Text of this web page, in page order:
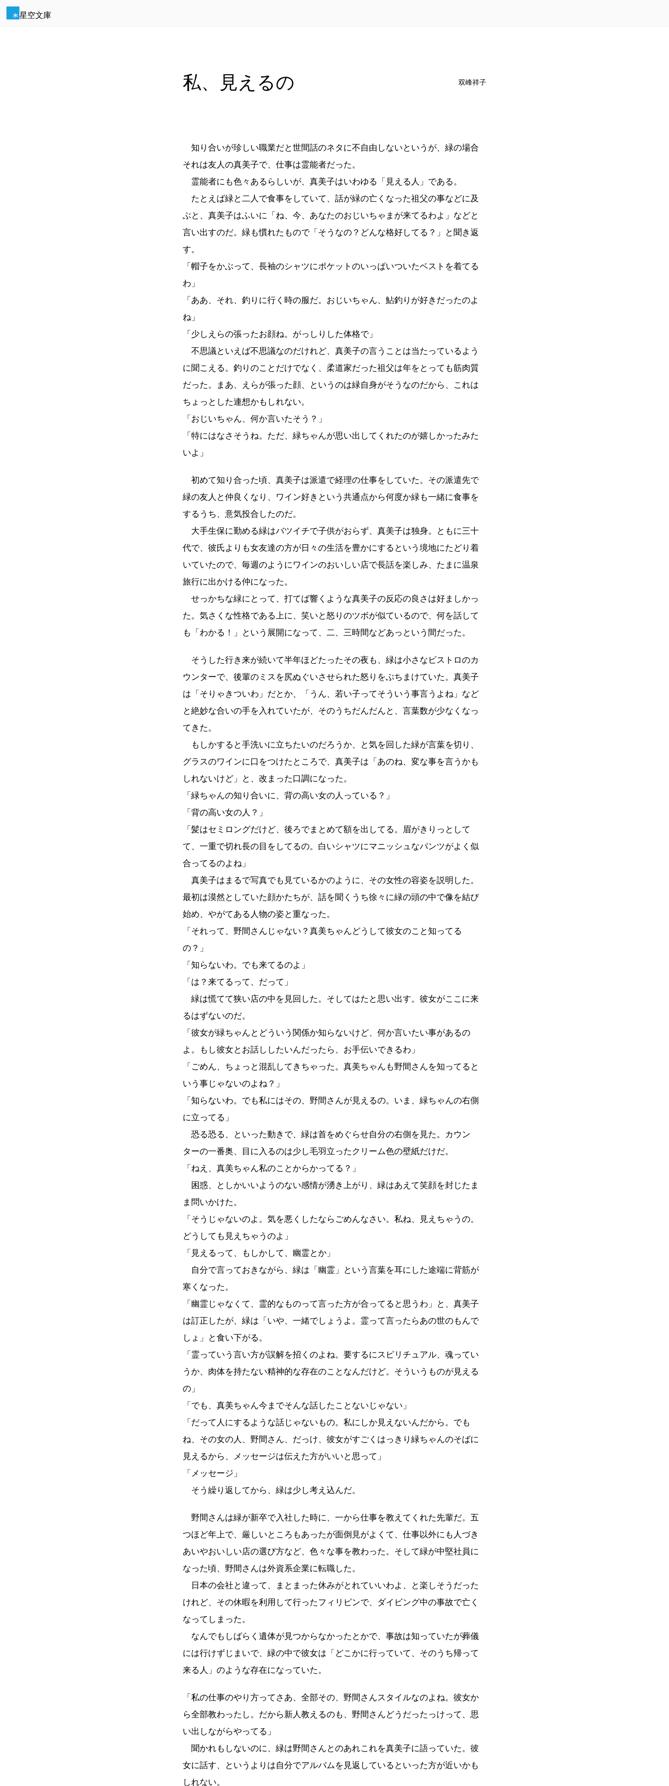
星空文庫
私、見えるの 双峰祥子
知り合いが珍しい職業だと世間話のネタに不自由しないというが、緑の場合
それは友人の真美子で、仕事は霊能者だった。
霊能者にも色々あるらしいが、真美子はいわゆる「見える人」である。
たとえば緑と二人で食事をしていて、話が緑の亡くなった祖父の事などに及
ぶと、真美子はふいに「ね、今、あなたのおじいちゃまが来てるわよ」などと
言い出すのだ。緑も慣れたもので「そうなの？どんな格好してる？」と聞き返
す。
「帽子をかぶって、長袖のシャツにポケットのいっぱいついたベストを着てる
わ」
「ああ、それ、釣りに行く時の服だ。おじいちゃん、鮎釣りが好きだったのよ
ね」
「少しえらの張ったお顔ね。がっしりした体格で」
不思議といえば不思議なのだけれど、真美子の言うことは当たっているよう
に聞こえる。釣りのことだけでなく、柔道家だった祖父は年をとっても筋肉質
だった。まあ、えらが張った顔、というのは緑自身がそうなのだから、これは
ちょっとした連想かもしれない。
「おじいちゃん、何か言いたそう？」
「特にはなさそうね。ただ、緑ちゃんが思い出してくれたのが嬉しかったみた
いよ」
初めて知り合った頃、真美子は派遣で経理の仕事をしていた。その派遣先で
緑の友人と仲良くなり、ワイン好きという共通点から何度か緑も一緒に食事を
するうち、意気投合したのだ。
大手生保に勤める緑はバツイチで子供がおらず、真美子は独身。ともに三十
代で、彼氏よりも女友達の方が日々の生活を豊かにするという境地にたどり着
いていたので、毎週のようにワインのおいしい店で長話を楽しみ、たまに温泉
旅行に出かける仲になった。
せっかちな緑にとって、打てば響くような真美子の反応の良さは好ましかっ
た。気さくな性格である上に、笑いと怒りのツボが似ているので、何を話して
も「わかる！」という展開になって、二、三時間などあっという間だった。
そうした行き来が続いて半年ほどたったその夜も、緑は小さなビストロのカ
ウンターで、後輩のミスを尻ぬぐいさせられた怒りをぶちまけていた。真美子
は「そりゃきついわ」だとか、「うん、若い子ってそういう事言うよね」など
と絶妙な合いの手を入れていたが、そのうちだんだんと、言葉数が少なくなっ
てきた。
もしかすると手洗いに立ちたいのだろうか、と気を回した緑が言葉を切り、
グラスのワインに口をつけたところで、真美子は「あのね、変な事を言うかも
しれないけど」と、改まった口調になった。
「緑ちゃんの知り合いに、背の高い女の人っている？」
「背の高い女の人？」
「髪はセミロングだけど、後ろでまとめて額を出してる。眉がきりっとして
て、一重で切れ長の目をしてるの。白いシャツにマニッシュなパンツがよく似
合ってるのよね」
真美子はまるで写真でも見ているかのように、その女性の容姿を説明した。
最初は漠然としていた顔かたちが、話を聞くうち徐々に緑の頭の中で像を結び
始め、やがてある人物の姿と重なった。
「それって、野間さんじゃない？真美ちゃんどうして彼女のこと知ってる
の？」
「知らないわ。でも来てるのよ」
「は？来てるって、だって」
緑は慌てて狭い店の中を見回した。そしてはたと思い出す。彼女がここに来
るはずないのだ。
「彼女が緑ちゃんとどういう関係か知らないけど、何か言いたい事があるの
よ。もし彼女とお話ししたいんだったら、お手伝いできるわ」
「ごめん、ちょっと混乱してきちゃった。真美ちゃんも野間さんを知ってると
いう事じゃないのよね？」
「知らないわ。でも私にはその、野間さんが見えるの。いま、緑ちゃんの右側
に立ってる」
恐る恐る、といった動きで、緑は首をめぐらせ自分の右側を見た。カウン
ターの一番奥、目に入るのは少し毛羽立ったクリーム色の壁紙だけだ。
「ねえ、真美ちゃん私のことからかってる？」
困惑、としかいいようのない感情が湧き上がり、緑はあえて笑顔を封じたま
ま問いかけた。
「そうじゃないのよ。気を悪くしたならごめんなさい。私ね、見えちゃうの。
どうしても見えちゃうのよ」
「見えるって、もしかして、幽霊とか」
自分で言っておきながら、緑は「幽霊」という言葉を耳にした途端に背筋が
寒くなった。
「幽霊じゃなくて、霊的なものって言った方が合ってると思うわ」と、真美子
は訂正したが、緑は「いや、一緒でしょうよ。霊って言ったらあの世のもんで
しょ」と食い下がる。
「霊っていう言い方が誤解を招くのよね。要するにスピリチュアル、魂ってい
うか、肉体を持たない精神的な存在のことなんだけど。そういうものが見える
の」
「でも、真美ちゃん今までそんな話したことないじゃない」
「だって人にするような話じゃないもの。私にしか見えないんだから。でも
ね、その女の人、野間さん、だっけ、彼女がすごくはっきり緑ちゃんのそばに
見えるから、メッセージは伝えた方がいいと思って」
「メッセージ」
そう繰り返してから、緑は少し考え込んだ。
野間さんは緑が新卒で入社した時に、一から仕事を教えてくれた先輩だ。五
つほど年上で、厳しいところもあったが面倒見がよくて、仕事以外にも人づき
あいやおいしい店の選び方など、色々な事を教わった。そして緑が中堅社員に
なった頃、野間さんは外資系企業に転職した。
日本の会社と違って、まとまった休みがとれていいわよ、と楽しそうだった
けれど、その休暇を利用して行ったフィリピンで、ダイビング中の事故で亡く
なってしまった。
なんでもしばらく遺体が見つからなかったとかで、事故は知っていたが葬儀
には行けずじまいで、緑の中で彼女は「どこかに行っていて、そのうち帰って
来る人」のような存在になっていた。
「私の仕事のやり方ってさあ、全部その、野間さんスタイルなのよね。彼女か
ら全部教わったし。だから新人教えるのも、野間さんどうだったっけって、思
い出しながらやってる」
聞かれもしないのに、緑は野間さんとのあれこれを真美子に語っていた。彼
女に話す、というよりは自分でアルバムを見返しているといった方が近いかも
しれない。